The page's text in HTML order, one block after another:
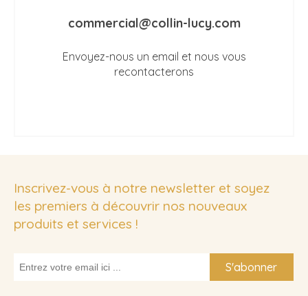
commercial@collin-lucy.com
Envoyez-nous un email et nous vous
recontacterons
Inscrivez-vous à notre newsletter et soyez
les premiers à découvrir nos nouveaux
produits et services !
S'abonner